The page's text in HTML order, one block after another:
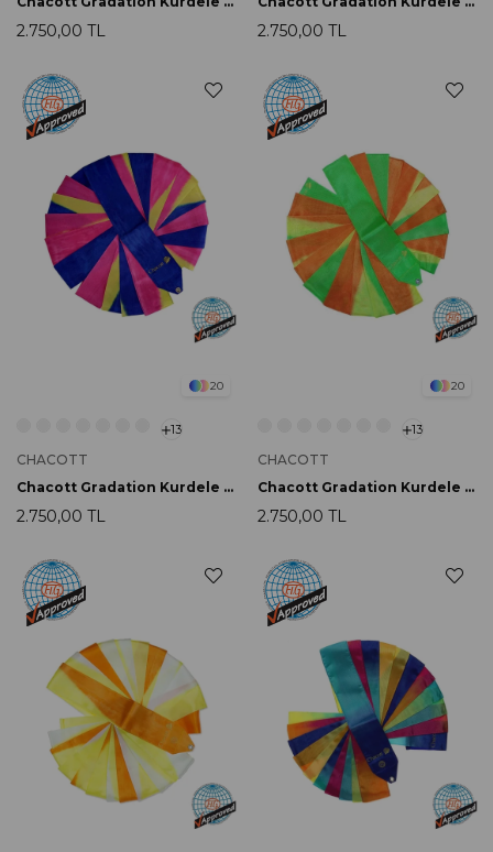
2.750,00 TL 2.750,00 TL
20
13
CHACOTT
Chacott Gradation Kurdele 6m 248 Magenda FIG Onaylı
2.750,00 TL
20
13
CHACOTT
Chacott Gradation Kurdele 6m 267 Muscat FIG Onaylı
2.750,00 TL